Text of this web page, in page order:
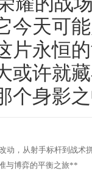
今天可
片永恒
或许就
个身影
动，从射手标杆到战术
与博弈的平衡之旅**